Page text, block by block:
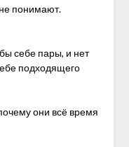
понимают.
себе пары, и нет
подходящего
они всё время